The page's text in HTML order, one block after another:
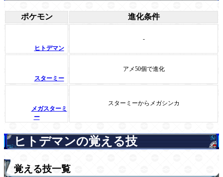
ポケモン 進化条件
ヒトデマン
-
スターミー
アメ50個で進化
メガスターミ
ー
スターミーからメガシンカ
ヒトデマンの覚える技
覚える技一覧